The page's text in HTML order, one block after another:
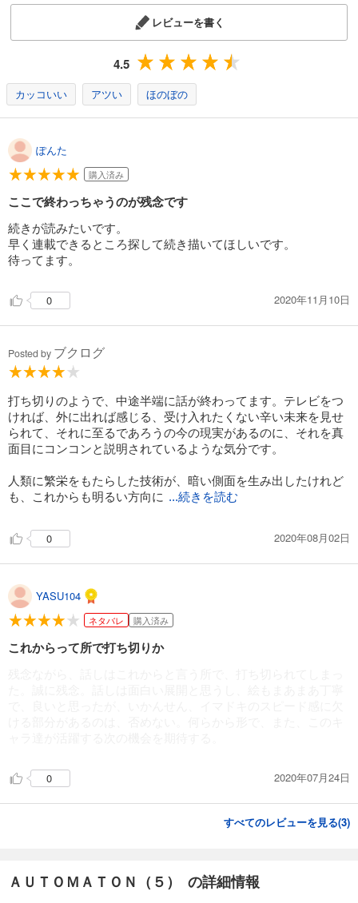
レビューを書く
4.5
カッコいい アツい ほのぼの
ぽんた
購入済み
ここで終わっちゃうのが残念です
続きが読みたいです。
早く連載できるところ探して続き描いてほしいです。
待ってます。
0 2020年11月10日
Posted by ブクログ
打ち切りのようで、中途半端に話が終わってます。テレビをつ
ければ、外に出れば感じる、受け入れたくない辛い未来を見せ
られて、それに至るであろうの今の現実があるのに、それを真
面目にコンコンと説明されているような気分です。
人類に繁栄をもたらした技術が、暗い側面を生み出したけれど
も、これからも明るい方向に ...続きを読む
0 2020年08月02日
YASU104
ネタバレ 購入済み
これからって所で打ち切りか
0 2020年07月24日
すべてのレビューを見る(3)
ＡＵＴＯＭＡＴＯＮ（５） の詳細情報